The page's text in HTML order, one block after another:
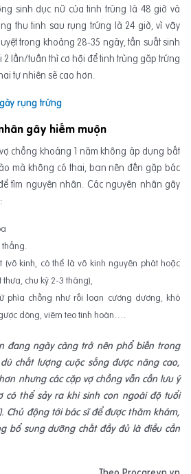
sinh dục nữ của tinh trùng là 48 giờ và
thụ tinh sau rụng trứng là 24 giờ, vì vậy
trong khoảng 28-35 ngày, tần suất sinh
lần/tuần thì cơ hội để tinh trùng gặp trứng
tự nhiên sẽ cao hơn.
rụng trứng
gây hiếm muộn
chồng khoảng 1 năm không áp dụng bất
mà không có thai, bạn nên đến gặp bác
tìm nguyên nhân. Các nguyên nhân gây
(vô kinh, có thể là vô kinh nguyên phát hoặc
chu kỳ 2-3 tháng),
phía chồng như rối loạn cương dương, khó
dòng, viêm teo tinh hoàn….
đang ngày càng trở nên phổ biến trong
chất lượng cuộc sống được nâng cao,
nhưng các cặp vợ chồng vẫn cần lưu ý
có thể sảy ra khi sinh con ngoài độ tuổi
Chủ động tới bác sĩ để được thăm khám,
bổ sung dưỡng chất đầy đủ là điều cần